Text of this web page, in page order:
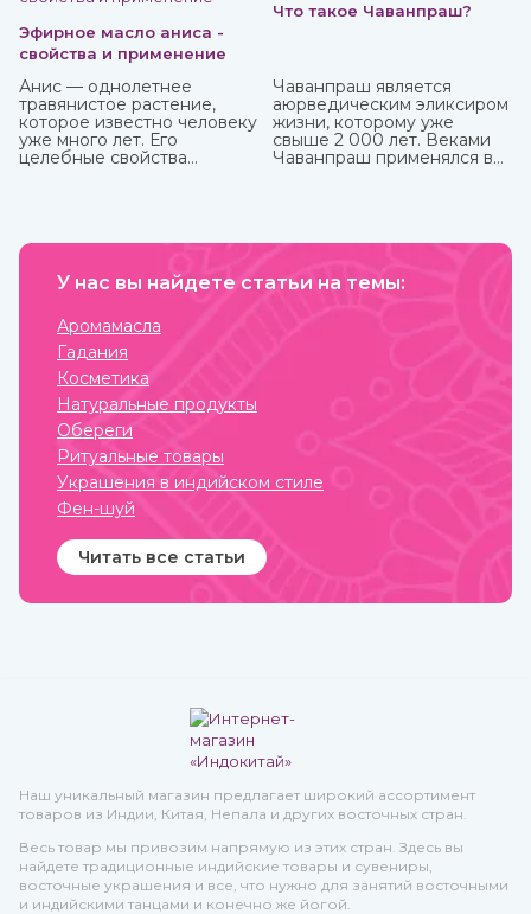
Эфирное масло аниса -
свойства и применение
Анис — однолетнее
травянистое растение,
которое известно человеку
уже много лет. Его
целебные свойства
Что такое Чаванпраш?
Чаванпраш является
аюрведическим эликсиром
жизни, которому уже
свыше 2 000 лет. Веками
Чаванпраш применялся в
систему организма.
омолаживающим
заболеваниями.
Рекомендован для приема
У нас вы найдете статьи на темы:
Аромамасла
Гадания
Косметика
Натуральные продукты
Обереги
Ритуальные товары
Украшения в индийском стиле
Фен-шуй
Читать все статьи
Наш уникальный магазин предлагает широкий ассортимент
товаров из Индии, Китая, Непала и других восточных стран.
Весь товар мы привозим напрямую из этих стран. Здесь вы
найдете традиционные индийские товары и сувениры,
восточные украшения и все, что нужно для занятий восточными
и индийскими танцами и конечно же йогой.